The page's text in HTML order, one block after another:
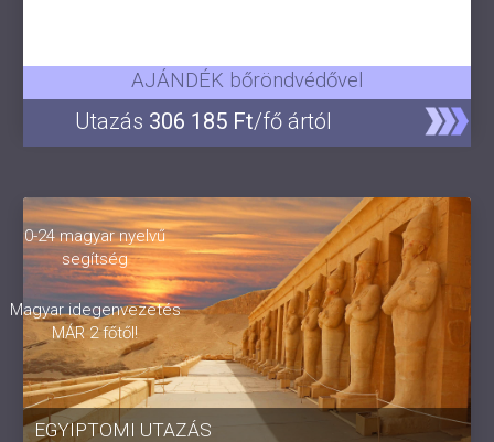
AJÁNDÉK bőröndvédővel
Utazás 306 185 Ft/fő ártól
EGYIPTOMI UTAZÁS
0-24 magyar nyelvű
segítség
Magyar idegenvezetés
MÁR 2 főtől!